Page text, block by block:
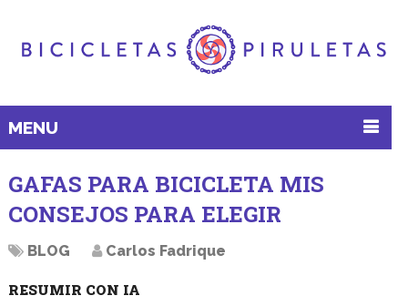
MENU
GAFAS PARA BICICLETA MIS
CONSEJOS PARA ELEGIR
BLOG Carlos Fadrique
RESUMIR CON IA